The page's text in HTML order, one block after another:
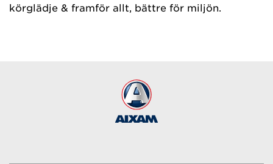
körglädje & framför allt, bättre för miljön.